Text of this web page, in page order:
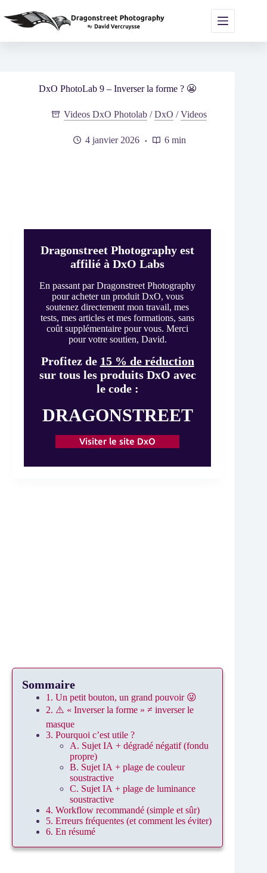
au
contenu
DxO PhotoLab 9 – Inverser la forme ? 😬
Videos DxO Photolab /DxO /Videos
4 janvier 2026 6 min
Dragonstreet Photography est
affilié à DxO Labs
En passant par Dragonstreet Photography
pour acheter un produit DxO, vous
soutenez directement mon travail, mes
tests, mes articles et mes formations, sans
coût supplémentaire pour vous. Merci
pour votre soutien, David.
Profitez de 15 % de réduction
sur tous les produits DxO avec
le code :
DRAGONSTREET
Visiter le site DxO
Sommaire
1. Un petit bouton, un grand pouvoir 😜
2. ⚠️ « Inverser la forme » ≠ inverser le
masque
3. Pourquoi c’est utile ?
A. Sujet IA + dégradé négatif (fondu
propre)
B. Sujet IA + plage de couleur
soustractive
C. Sujet IA + plage de luminance
soustractive
4. Workflow recommandé (simple et sûr)
5. Erreurs fréquentes (et comment les éviter)
6. En résumé